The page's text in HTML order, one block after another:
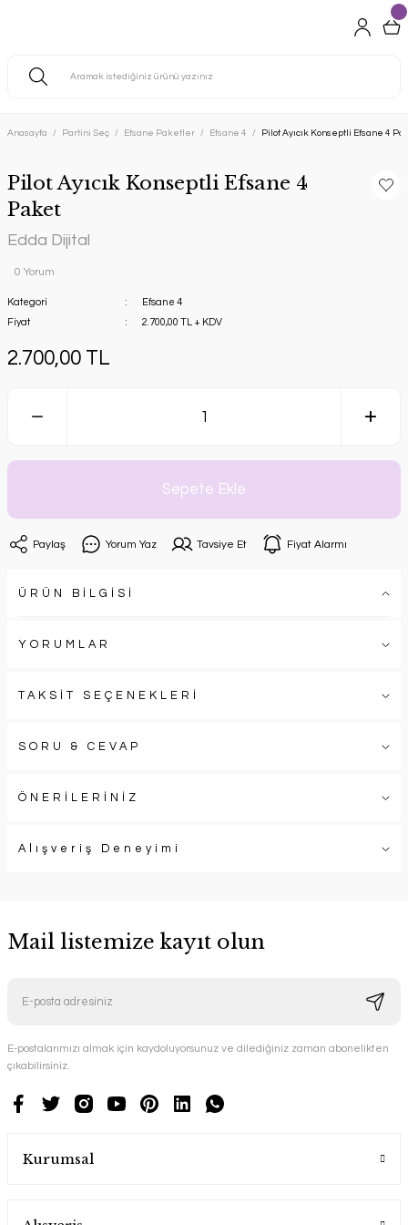
Anasayfa Partini Seç Efsane Paketler Efsane 4 Pilot Ayıcık Konseptli Efsane 4
Pilot Ayıcık Konseptli Efsane 4
Paket
Edda Dijital
0 Yorum
Kategori
Efsane 4
Fiyat
2.700,00 TL + KDV
2.700,00 TL
Sepete Ekle
Paylaş Yorum Yaz Tavsiye Et Fiyat Alarmı
ÜRÜN BİLGİSİ
YORUMLAR
TAKSİT SEÇENEKLERİ
SORU & CEVAP
ÖNERİLERİNİZ
Alışveriş Deneyimi
Mail listemize kayıt olun
E-postalarımızı almak için kaydoluyorsunuz ve dilediğiniz zaman abonelikten
çıkabilirsiniz.
Kurumsal